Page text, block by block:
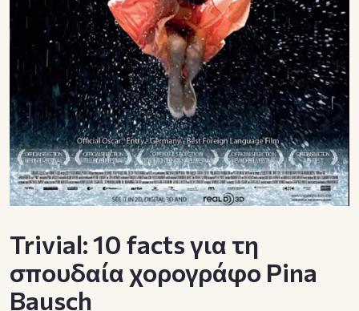
Trivial: 10 facts για τη
σπουδαία χορογράφο Pina
Bausch